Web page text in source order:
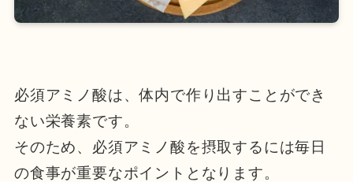
必須アミノ酸は、体内で作り出すことができ
ない栄養素です。
そのため、必須アミノ酸を摂取するには毎日
の食事が重要なポイントとなります。